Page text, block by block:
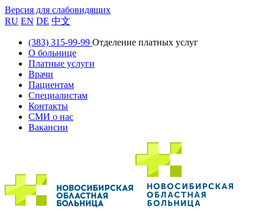
Версия для слабовидящих
RU EN DE 中文
(383) 315-99-99 Отделение платных услуг
О больнице
Платные услуги
Врачи
Пациентам
Специалистам
Контакты
СМИ о нас
Вакансии